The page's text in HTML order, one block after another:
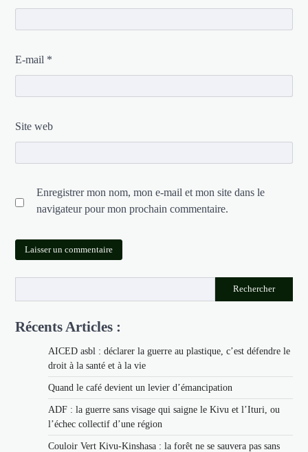
E-mail *
Site web
Enregistrer mon nom, mon e-mail et mon site dans le
navigateur pour mon prochain commentaire.
Rechercher
Récents Articles :
AICED asbl : déclarer la guerre au plastique, c’est défendre le
droit à la santé et à la vie
Quand le café devient un levier d’émancipation
ADF : la guerre sans visage qui saigne le Kivu et l’Ituri, ou
l’échec collectif d’une région
Couloir Vert Kivu-Kinshasa : la forêt ne se sauvera pas sans